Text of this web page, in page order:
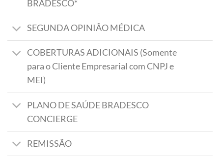
BRADESCO*
SEGUNDA OPINIÃO MÉDICA
COBERTURAS ADICIONAIS (Somente
para o Cliente Empresarial com CNPJ e
MEI)
PLANO DE SAÚDE BRADESCO
CONCIERGE
REMISSÃO